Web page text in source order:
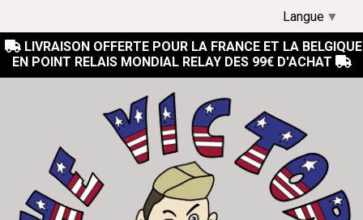
 LIVRAISON OFFERTE POUR LA FRANCE ET LA BELGIQUE
EN POINT RELAIS MONDIAL RELAY DES 99€ D'ACHAT 
Langue ▼